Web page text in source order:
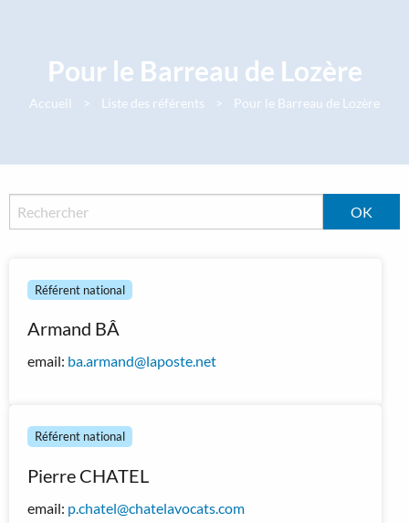
Pour le Barreau de Lozère
Accueil Liste des référents Pour le Barreau de Lozère
Référent national
Armand BÂ
email: ba.armand@laposte.net
Référent national
Pierre CHATEL
email: p.chatel@chatelavocats.com